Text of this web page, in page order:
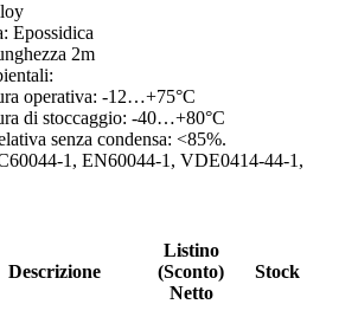
Epossidica
2m
operativa: -12…+75°C
di stoccaggio: -40…+80°C
senza condensa: <85%.
1, EN60044-1, VDE0414-44-1,
Descrizione
Listino
(Sconto)
Netto
Stock